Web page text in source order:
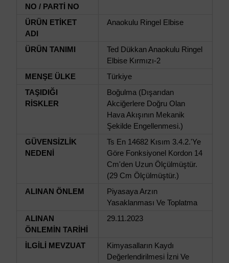
NO / PARTİ NO
ÜRÜN ETİKET
ADI
Anaokulu Ringel Elbise
ÜRÜN TANIMI
Ted Dükkan Anaokulu Ringel
Elbise Kırmızı-2
MENŞE ÜLKE
Türkiye
TAŞIDIĞI
RİSKLER
Boğulma (Dışarıdan
Akciğerlere Doğru Olan
Hava Akışının Mekanik
Şekilde Engellenmesi.)
GÜVENSİZLİK
NEDENİ
Ts En 14682 Kısım 3.4.2.'Ye
Göre Fonksiyonel Kordon 14
Cm'den Uzun Ölçülmüştür.
(29 Cm Ölçülmüştür.)
ALINAN ÖNLEM
Piyasaya Arzın
Yasaklanması Ve Toplatma
ALINAN
ÖNLEMİN TARİHİ
29.11.2023
İLGİLİ MEVZUAT
Kimyasalların Kaydı
Değerlendirilmesi İzni Ve